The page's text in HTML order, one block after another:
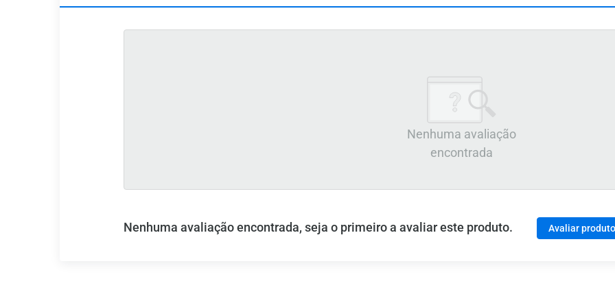
Nenhuma avaliação
encontrada
Nenhuma avaliação encontrada, seja o primeiro a avaliar este produto. Avaliar produto